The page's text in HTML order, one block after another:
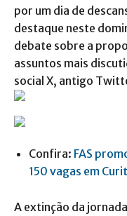
por um dia de
destaque neste
debate sobre a
assuntos mais
social X, antigo
Confira: FAS
150 vagas em
A extinção da